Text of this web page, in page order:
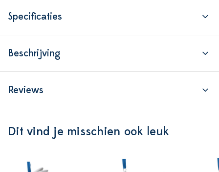
Specificaties
Beschrijving
Reviews
Dit vind je misschien ook leuk